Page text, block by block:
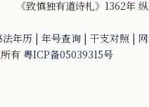
《致慎独有道诗札》1362年
法年历 | 年号查询 | 干支对照 |
有 粤ICP备05039315号